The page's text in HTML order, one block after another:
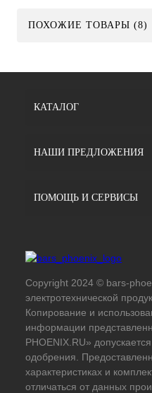
ПОХОЖИЕ ТОВАРЫ (8)
КАТАЛОГ
НАШИ ПРЕДЛОЖЕНИЯ
ПОМОЩЬ И СЕРВИСЫ
Copyright 2024 © bars-
электротехнической
Копирование и
информации
PHOENIX.RU»
одобрения.
характеристиках и
отличаться от данных